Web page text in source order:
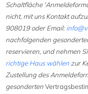
Schaltfläche
nicht, mit uns Kontakt
908019 oder Email:
nachfolgenden
reservieren, und nehmen
richtige Haus wählen zur
Zustellung des
gesonderten